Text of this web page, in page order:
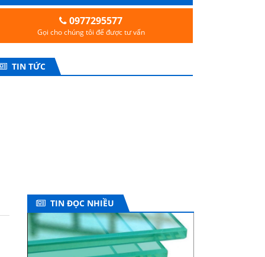
0977295577
Gọi cho chúng tôi để được tư vấn
TIN TỨC
TIN ĐỌC NHIỀU